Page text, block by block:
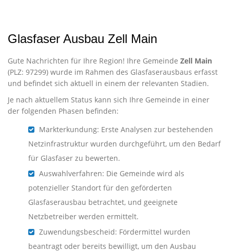
Glasfaser Ausbau Zell Main
Gute Nachrichten für Ihre Region! Ihre Gemeinde Zell Main
(PLZ: 97299) wurde im Rahmen des Glasfaserausbaus erfasst
und befindet sich aktuell in einem der relevanten Stadien.
Je nach aktuellem Status kann sich Ihre Gemeinde in einer
der folgenden Phasen befinden:
Markterkundung: Erste Analysen zur bestehenden
Netzinfrastruktur wurden durchgeführt, um den Bedarf
für Glasfaser zu bewerten.
Auswahlverfahren: Die Gemeinde wird als
potenzieller Standort für den geförderten
Glasfaserausbau betrachtet, und geeignete
Netzbetreiber werden ermittelt.
Zuwendungsbescheid: Fördermittel wurden
beantragt oder bereits bewilligt, um den Ausbau